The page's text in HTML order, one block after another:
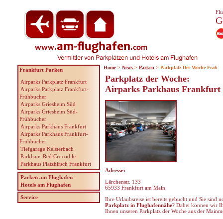
Parkplatz der Woche:
Airparks Parkhaus Frankfurt
Adresse:
Lärchenstr. 133
65933 Frankfurt am Main
Ihre Urlaubsreise ist bereits gebucht und Sie sind
Parkplatz in Flughafennähe? Dabei können wir
Ihnen unseren Parkplatz der Woche aus der
Frankfurt Parken
Airparks Parkplatz Frankfurt
Airparks Parkplatz Frankfurt-
Frühbucher
Airparks Griesheim Süd
Airparks Griesheim Süd-
Frühbucher
Airparks Parkhaus Frankfurt
Airparks Parkhaus Frankfurt-
Frühbucher
Tiefgarage Kelsterbach
Parkhaus Red Crocodile
Parkhaus Platzhirsch Frankfurt
Parken am Flughafen
Hotels am Flughafen
Service
Home > News > Parken > Parkplatz Der Woche Fra6